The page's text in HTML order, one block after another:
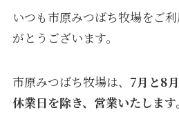
いつも市原みつばち牧場をご
がとうございます。
市原みつばち牧場は、 7月と8
休業日を除き、営業いたします。